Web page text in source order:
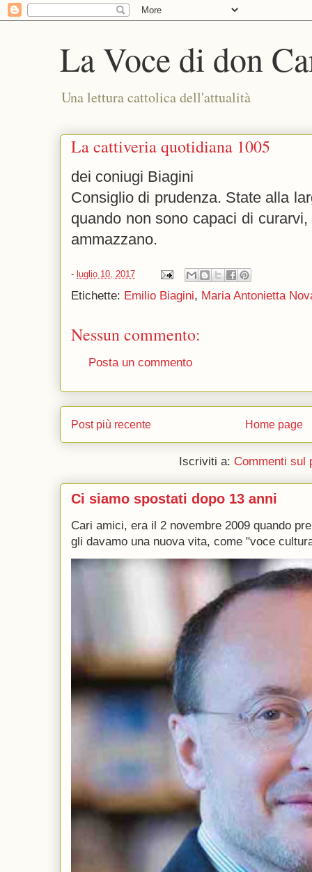
La Voce di don
Una lettura cattolica dell'attualità
La cattiveria quotidiana 1005
dei coniugi Biagini
Consiglio di prudenza. State alla
quando non sono capaci di
ammazzano.
- luglio 10, 2017
Etichette: Emilio Biagini, Maria Antonietta
Nessun commento:
Posta un commento
Post più recente Home page
Iscriviti a: Commenti sul
Ci siamo spostati dopo 13 anni
Cari amici, era il 2 novembre 2009 quando
gli davamo una nuova vita, come "voce